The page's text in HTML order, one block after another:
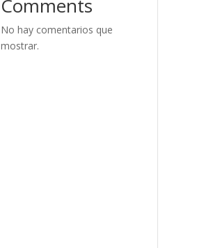
Comments
No hay comentarios que
mostrar.